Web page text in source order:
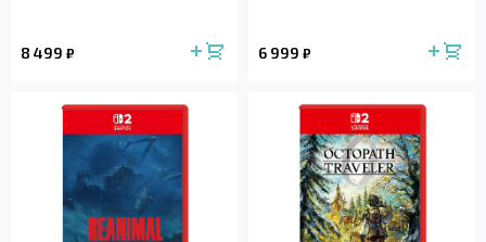
8 499 ₽ 6 999 ₽